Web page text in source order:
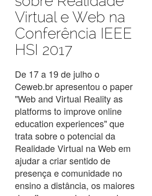
Virtual e Web na
Conferência IEEE
HSI 2017
De 17 a 19 de julho o
Ceweb.br apresentou o paper
"Web and Virtual Reality as
platforms to improve online
education experiences" que
trata sobre o potencial da
Realidade Virtual na Web em
ajudar a criar sentido de
presença e comunidade no
ensino a distância, os maiores